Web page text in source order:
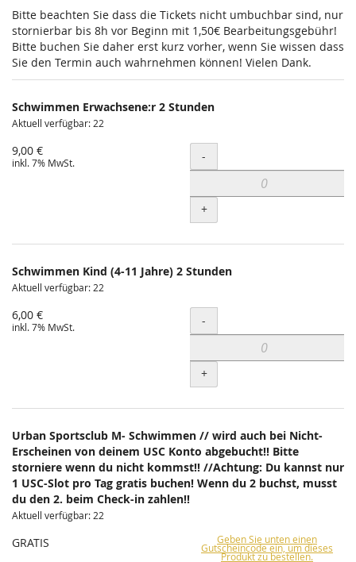
Bitte beachten Sie dass die Tickets nicht umbuchbar sind, nur
stornierbar bis 8h vor Beginn mit 1,50€ Bearbeitungsgebühr!
Bitte buchen Sie daher erst kurz vorher, wenn Sie wissen dass
Sie den Termin auch wahrnehmen können! Vielen Dank.
Schwimmen Erwachsene:r 2 Stunden
Aktuell verfügbar: 22
9,00 €
inkl. 7% MwSt. Menge
-
+
Schwimmen Kind (4-11 Jahre) 2 Stunden
Aktuell verfügbar: 22
6,00 €
inkl. 7% MwSt. Menge
-
+
Urban Sportsclub M- Schwimmen // wird auch bei Nicht-
Erscheinen von deinem USC Konto abgebucht!! Bitte
storniere wenn du nicht kommst!! //Achtung: Du kannst nur
1 USC-Slot pro Tag gratis buchen! Wenn du 2 buchst, musst
du den 2. beim Check-in zahlen!!
Aktuell verfügbar: 22
GRATIS Geben Sie unten einen
Gutscheincode ein, um dieses
Produkt zu bestellen.